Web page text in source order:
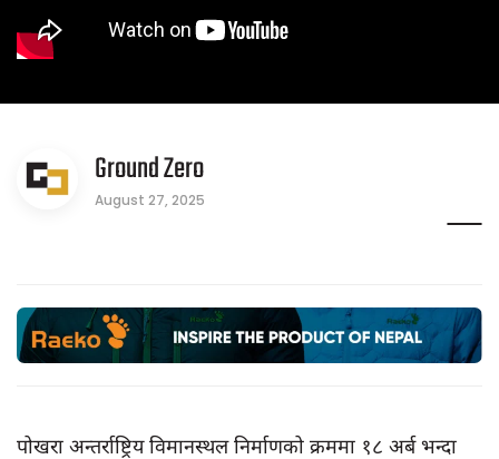
Ground Zero
August 27, 2025
पोखरा अन्तर्राष्ट्रिय विमानस्थल निर्माणको क्रममा १८ अर्ब भन्दा